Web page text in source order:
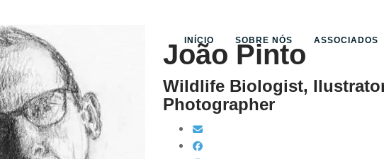
INÍCIO SOBRE NÓS ASSOCIADOS
João Pinto
Wildlife Biologist,
Photographer